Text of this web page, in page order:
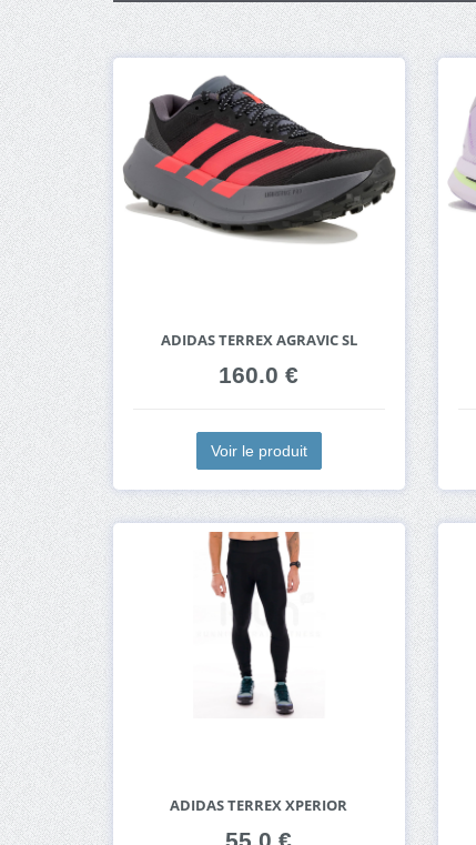
ADIDAS TERREX AGRAVIC SL
160.0 €
Voir le produit
ADIDAS TERREX XPERIOR